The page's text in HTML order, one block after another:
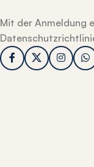
Mit der Anmeldung